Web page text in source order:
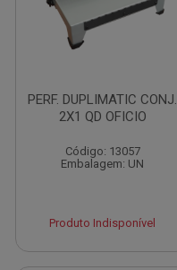
PERF. DUPLIMATIC CONJ.
2X1 QD OFICIO
Código: 13057
Embalagem: UN
Produto Indisponível